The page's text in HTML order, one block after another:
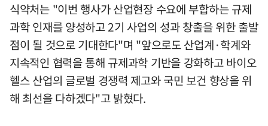
식약처는 "이번 행사가 산업현장 수요에 부합하는 규제
과학 인재를 양성하고 2기 사업의 성과 창출을 위한 출발
점이 될 것으로 기대한다"며 "앞으로도 산업계·학계와
지속적인 협력을 통해 규제과학 기반을 강화하고 바이오
헬스 산업의 글로벌 경쟁력 제고와 국민 보건 향상을 위
해 최선을 다하겠다"고 밝혔다.